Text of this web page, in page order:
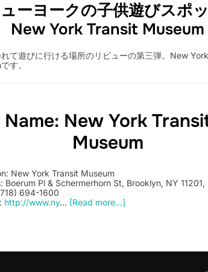
ーヨークの子供遊びスポ
New York Transit Museum
て遊びに行ける場所のリビューの第三弾。New
す。
Name: New York
Museum
New York Transit Museum
Boerum Pl & Schermerhorn St, Brooklyn, NY 11201,
694-1600
http://www.ny… [Read more...]